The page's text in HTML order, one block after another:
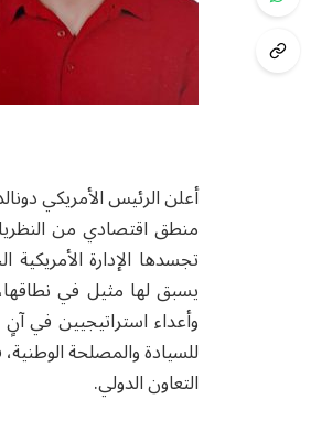
أعلن الرئيس الأمريكي
منطق اقتصادي من
تجسدها الإدارة
يسبق لها مثيل في
وأعداء استراتيجيين في
للسيادة والمصلحة
التعاون الدولي.